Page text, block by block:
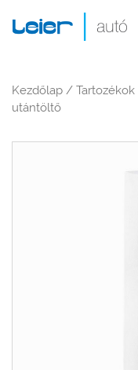
Kezdőlap / Tartozékok
utántöltő